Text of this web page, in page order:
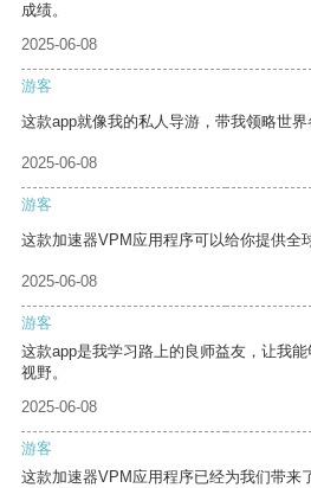
成绩。
2025-06-08
游客
这款app就像我的私人导游，带我领略世界
2025-06-08
游客
这款加速器VPM应用程序可以给你提供全
2025-06-08
游客
这款app是我学习路上的良师益友，让我
视野。
2025-06-08
游客
这款加速器VPM应用程序已经为我们带来